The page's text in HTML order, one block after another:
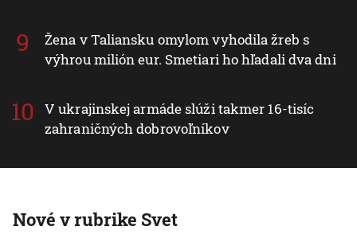
Žena v Taliansku omylom vyhodila žreb s
výhrou milión eur. Smetiari ho hľadali dva dni
V ukrajinskej armáde slúži takmer 16-tisíc
zahraničných dobrovoľníkov
Nové v rubrike Svet